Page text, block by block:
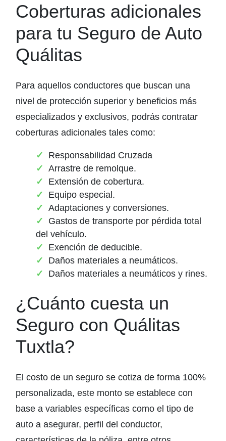
Coberturas adicionales
para tu Seguro de Auto
Quálitas
Para aquellos conductores que buscan una
nivel de protección superior y beneficios más
especializados y exclusivos, podrás contratar
coberturas adicionales tales como:
Responsabilidad Cruzada
Arrastre de remolque.
Extensión de cobertura.
Equipo especial.
Adaptaciones y conversiones.
Gastos de transporte por pérdida total
del vehículo.
Exención de deducible.
Daños materiales a neumáticos.
Daños materiales a neumáticos y rines.
¿Cuánto cuesta un
Seguro con Quálitas
Tuxtla?
El costo de un seguro se cotiza de forma 100%
personalizada, este monto se establece con
base a variables específicas como el tipo de
auto a asegurar, perfil del conductor,